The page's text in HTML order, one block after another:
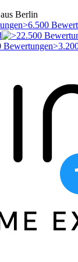
Berlin
>6.500